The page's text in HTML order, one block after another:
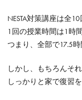
NESTA対策講座は全10
1回の授業時間は1時
つまり、全部で17.5時
しかし、もちろんそ
しっかりと家で復習